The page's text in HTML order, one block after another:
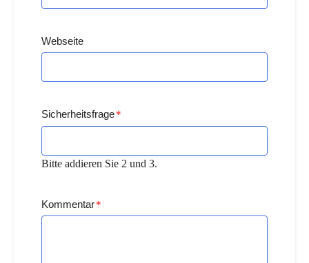
Webseite
Sicherheitsfrage*
Bitte addieren Sie 2 und 3.
Kommentar*